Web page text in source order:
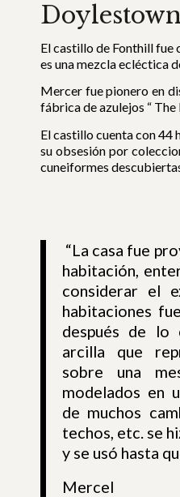
El castillo de Fonthill
es una mezcla ecléctica
Mercer fue pionero en
fábrica de azulejos “
El castillo cuenta con 44
su obsesión por
cuneiformes
“La casa fue
habitación,
considerar el
habitaciones
después de lo
arcilla que
sobre una
modelados en
de muchos
techos, etc. se
y se usó hasta
Mercel